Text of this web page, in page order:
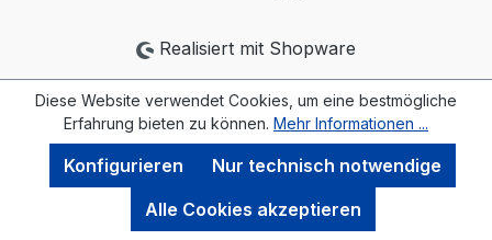
Realisiert mit Shopware
Diese Website verwendet Cookies, um eine bestmögliche
Erfahrung bieten zu können. Mehr Informationen ...
Nur technisch notwendige
Konfigurieren
Alle Cookies akzeptieren